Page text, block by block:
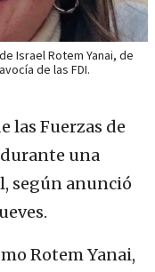
Israel Rotem Yanai, de
de las FDI.
las Fuerzas de
una
según anunció
Rotem Yanai,